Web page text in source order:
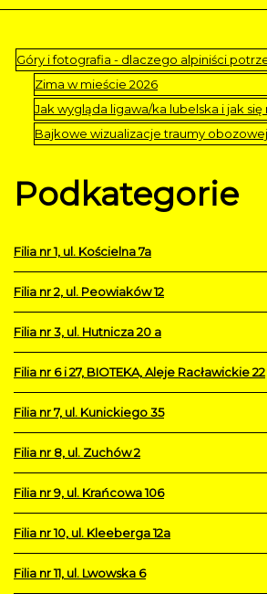
Góry i fotografia - dlaczego alpiniści
Zima w mieście 2026
Jak wygląda ligawa/ka lubelska i jak się
Bajkowe wizualizacje traumy
Podkategorie
Filia nr 1, ul. Kościelna 7a
Filia nr 2, ul. Peowiaków 12
Filia nr 3, ul. Hutnicza 20 a
Filia nr 6 i 27, BIOTEKA, Aleje Racławickie 22
Filia nr 7, ul. Kunickiego 35
Filia nr 8, ul. Zuchów 2
Filia nr 9, ul. Krańcowa 106
Filia nr 10, ul. Kleeberga 12a
Filia nr 11, ul. Lwowska 6